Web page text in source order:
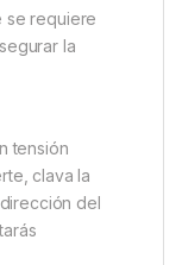
resistencia a
el uso
Su
ofrece gran